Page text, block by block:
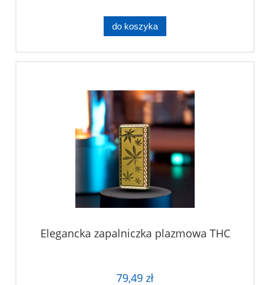
do koszyka
Elegancka zapalniczka plazmowa THC
79,49 zł